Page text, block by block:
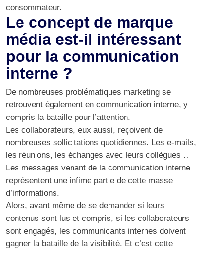
consommateur.
Le concept de marque
média est-il intéressant
pour la communication
interne ?
De nombreuses problématiques marketing se
retrouvent également en communication interne, y
compris la bataille pour l’attention.
Les collaborateurs, eux aussi, reçoivent de
nombreuses sollicitations quotidiennes. Les e-mails,
les réunions, les échanges avec leurs collègues…
Les messages venant de la communication interne
représentent une infime partie de cette masse
d’informations.
Alors, avant même de se demander si leurs
contenus sont lus et compris, si les collaborateurs
sont engagés, les communicants internes doivent
gagner la bataille de la visibilité. Et c’est cette